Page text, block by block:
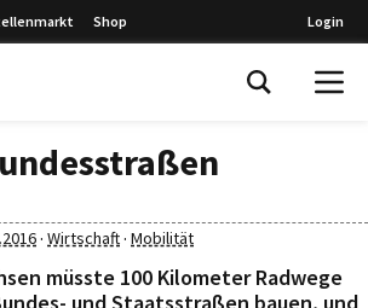
Shop Login
· Wirtschaft· Mobilität
müsste 100 Kilometer Radwege